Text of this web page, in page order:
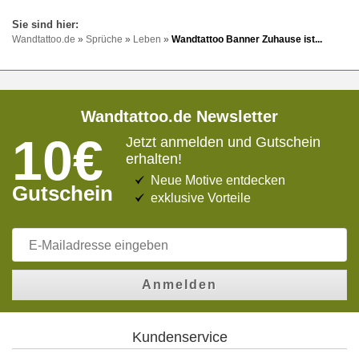
Wandtattoo.de » Sprüche » Leben » Wandtattoo Banner Zuhause ist...
Wandtattoo.de Newsletter
10€
Gutschein
Jetzt anmelden und Gutschein
erhalten!
Neue Motive entdecken
exklusive Vorteile
Anmelden
Kundenservice